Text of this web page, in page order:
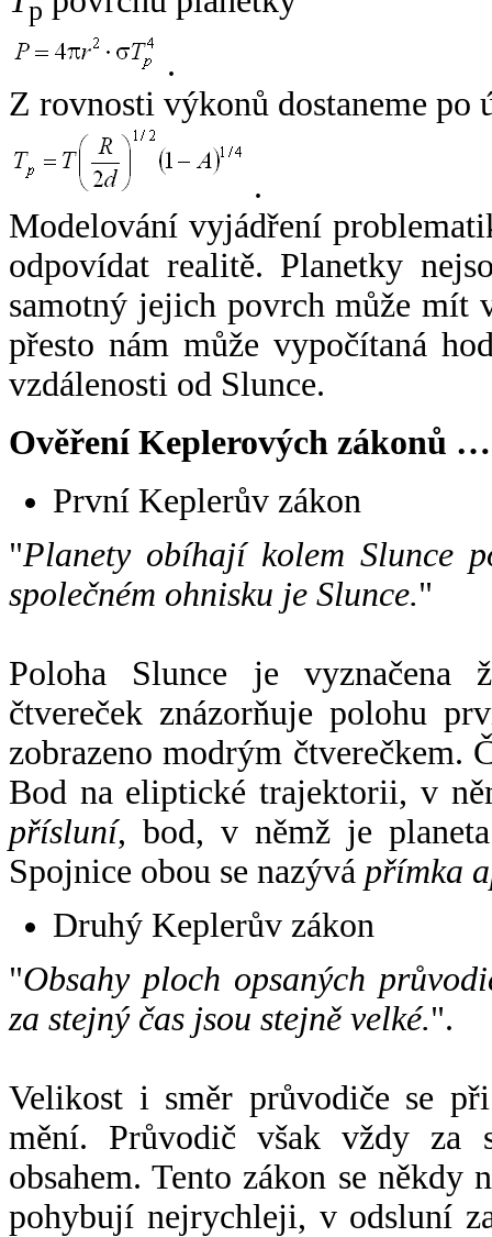
p
.
Z rovnosti výkonů dostaneme po
.
Modelování vyjádření
odpovídat realitě. Planetky
samotný jejich povrch může mít
přesto nám může vypočítaná
vzdálenosti od Slunce.
Ověření Keplerových zákonů …
První Keplerův zákon
"Planety obíhají kolem Slunce
společném ohnisku je Slunce."
Poloha Slunce je vyznačena
čtvereček znázorňuje polohu
zobrazeno modrým čtverečkem.
Bod na eliptické trajektorii, v
přísluní, bod, v němž je
Spojnice obou se nazývá přímka
Druhý Keplerův zákon
"Obsahy ploch opsaných
za stejný čas jsou stejně velké.".
Velikost i směr průvodiče se
mění. Průvodič však vždy za
obsahem. Tento zákon se někdy
pohybují nejrychleji, v odsluní